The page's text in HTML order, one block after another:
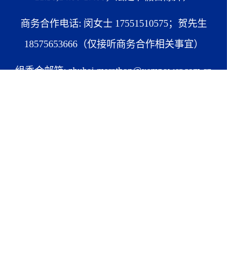
商务合作电话: 闵女士 17551510575；贺先生
18575653666（仅接听商务合作相关事宜）
组委会邮箱: zhuhai-marathon@xempower.com.cn